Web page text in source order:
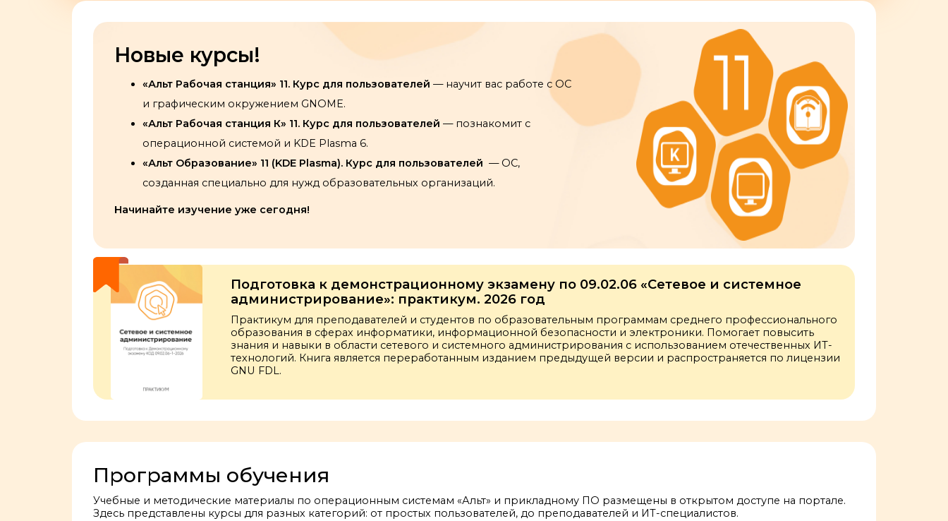
Новые курсы!
«Альт Рабочая станция» 11. Курс для пользователей — научит вас работе с ОС
и графическим окружением GNOME.
«Альт Рабочая станция К» 11. Курс для пользователей — познакомит с
операционной системой и KDE Plasma 6.
«Альт Образование» 11 (KDE Plasma). Курс для пользователей — ОС,
созданная специально для нужд образовательных организаций.
Начинайте изучение уже сегодня!
Подготовка к демонстрационному экзамену по 09.02.06 «Сетевое и системное
администрирование»: практикум. 2026 год
Практикум для преподавателей и студентов по образовательным программам среднего профессионального
образования в сферах информатики, информационной безопасности и электроники. Помогает повысить
знания и навыки в области сетевого и системного администрирования с использованием отечественных ИТ-
технологий. Книга является переработанным изданием предыдущей версии и распространяется по лицензии
GNU FDL.
Программы обучения
Учебные и методические материалы по операционным системам «Альт» и прикладному ПО размещены в открытом доступе на портале.
Здесь представлены курсы для разных категорий: от простых пользователей, до преподавателей и ИТ-специалистов.